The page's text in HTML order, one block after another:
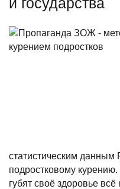
статистическим данным
подростковому
губят своё здоровье